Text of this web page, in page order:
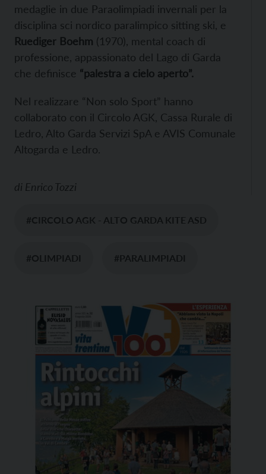
medaglie in due Paraolimpiadi invernali per la
disciplina sci nordico paralimpico sitting ski, e
Ruediger Boehm (1970), mental coach di
professione, appassionato del Lago di Garda
che definisce “palestra a cielo aperto”.
Nel realizzare “Non solo Sport” hanno
collaborato con il Circolo AGK, Cassa Rurale di
Ledro, Alto Garda Servizi SpA e AVIS Comunale
Altogarda e Ledro.
di Enrico Tozzi
#CIRCOLO AGK - ALTO GARDA KITE ASD
#OLIMPIADI #PARALIMPIADI